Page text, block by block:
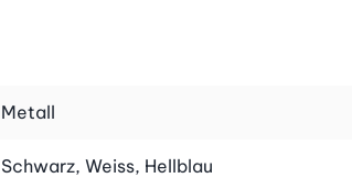
Metall
Schwarz, Weiss, Hellblau